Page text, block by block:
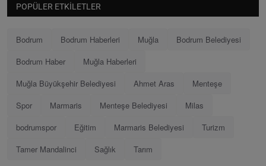
POPÜLER ETKILETLER
Bodrum Bodrum Haberleri Muğla
Bodrum Belediyesi
Bodrum Haber
Muğla Haberleri
Muğla Büyükşehir Belediyesi
Ahmet Aras
Menteşe
Spor
Marmaris Menteşe Belediyesi
Milas
bodrumspor
Eğitim Marmaris Belediyesi
Turizm
Tamer Mandalinci
Sağlık Tarım